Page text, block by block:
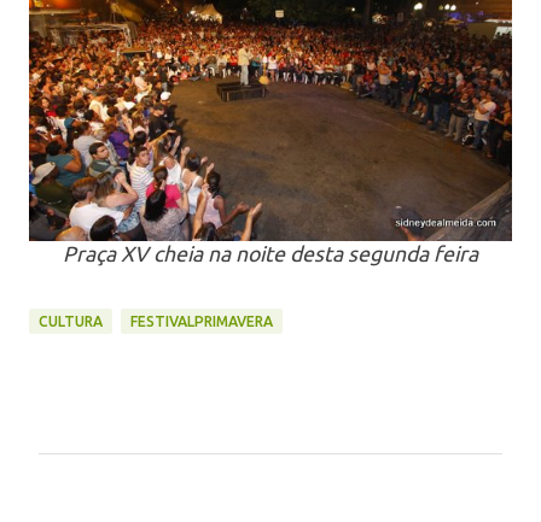
Praça XV cheia na noite desta segunda feira
CULTURA FESTIVALPRIMAVERA